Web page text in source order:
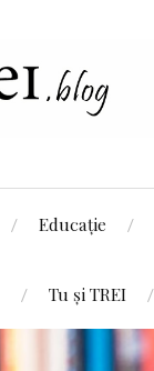
Educație
Tu și TREI